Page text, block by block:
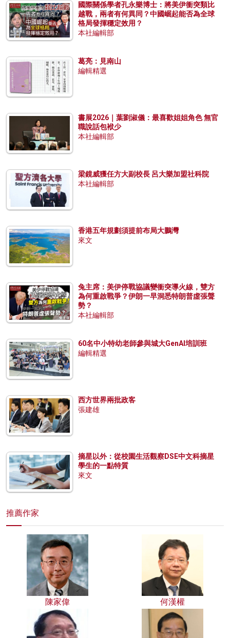
國際關係學者孔永樂博士：將美伊衝突類比
越戰，兩者有何異同？中國崛起能否為全球
格局發揮穩定效用？
本社編輯部
葛亮：見南山
編輯精選
書展2026｜葉劉淑儀：最喜歡姐姐角色 無官
職說話包袱少
本社編輯部
梁鏡威獲任方大副校長 呂大樂加盟社科院
本社編輯部
香港五年規劃須提前布局大鵬灣
來文
兔主席：美伊停戰協議變衝突導火線，雙方
為何重啟戰爭？伊朗一早洞悉特朗普虛張聲
勢？
本社編輯部
60名中小特幼老師參與城大GenAI培訓班
編輯精選
西方世界兩批政客
張建雄
摘星以外：從校園生活觀察DSE中文科摘星
學生的一點特質
來文
推薦作家
陳家偉 何漢權